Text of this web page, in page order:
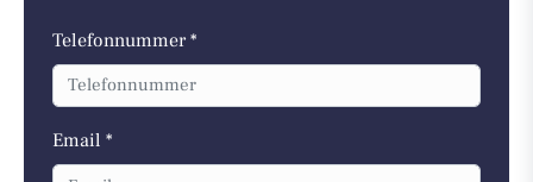
Telefonnummer *
Email *